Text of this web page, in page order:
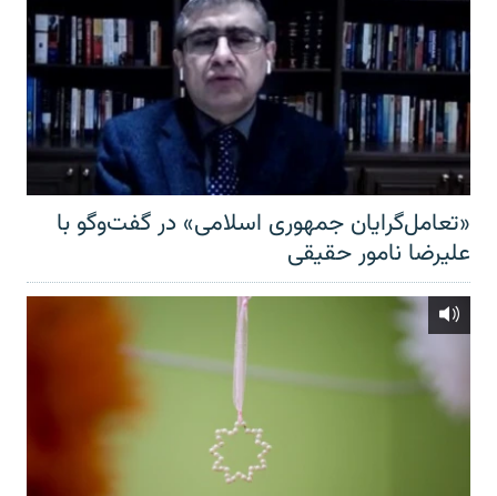
«تعامل‌گرایان جمهوری اسلامی» در گفت‌وگو با
علیرضا نامور حقیقی